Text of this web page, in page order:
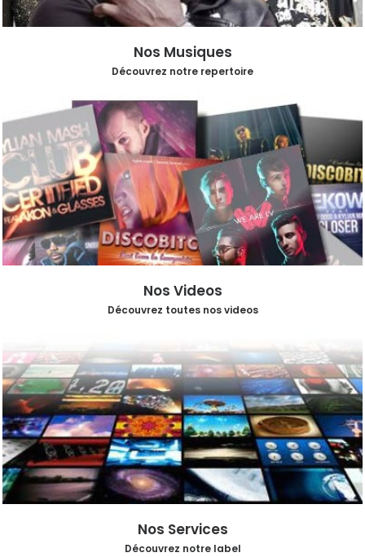
Nos Musiques
Découvrez notre repertoire
Nos Videos
Découvrez toutes nos videos
Nos Services
Découvrez notre label